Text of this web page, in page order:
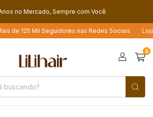
no Mercado, Sempre com Você
de 125 Mil Seguidores nas Redes Sociais Loja
0